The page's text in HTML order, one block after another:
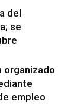
del
se
organizado
empleo